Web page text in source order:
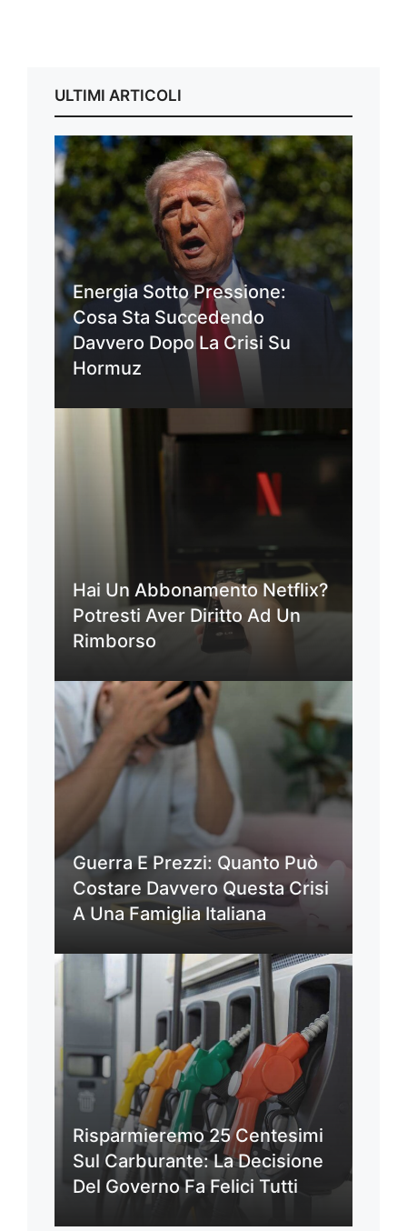
ULTIMI ARTICOLI
Energia Sotto Pressione:
Cosa Sta Succedendo
Davvero Dopo La Crisi Su
Hormuz
Hai Un Abbonamento Netflix?
Potresti Aver Diritto Ad Un
Rimborso
Guerra E Prezzi: Quanto Può
Costare Davvero Questa Crisi
A Una Famiglia Italiana
Risparmieremo 25 Centesimi
Sul Carburante: La Decisione
Del Governo Fa Felici Tutti